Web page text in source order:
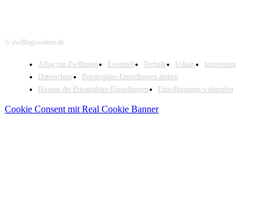
© zwillingswelten.de
Alltag mit Zwillingen Essentiell Technik Urlaub
Impressum
Datenschutz
Privatsphäre-Einstellungen ändern
Historie der Privatsphäre-Einstellungen
Einwilligungen widerrufen
Cookie Consent mit Real Cookie Banner